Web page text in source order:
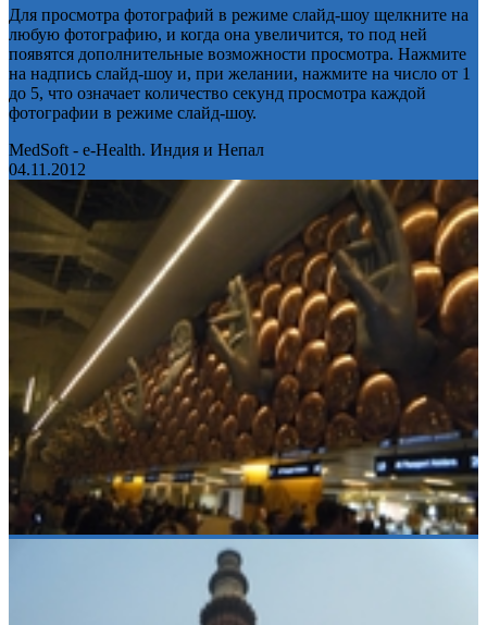
Для просмотра фотографий в режиме слайд-шоу щелкните на
любую фотографию, и когда она увеличится, то под ней
появятся дополнительные возможности просмотра. Нажмите
на надпись слайд-шоу и, при желании, нажмите на число от 1
до 5, что означает количество секунд просмотра каждой
фотографии в режиме слайд-шоу.
MedSoft - e-Health. Индия и Непал
04.11.2012